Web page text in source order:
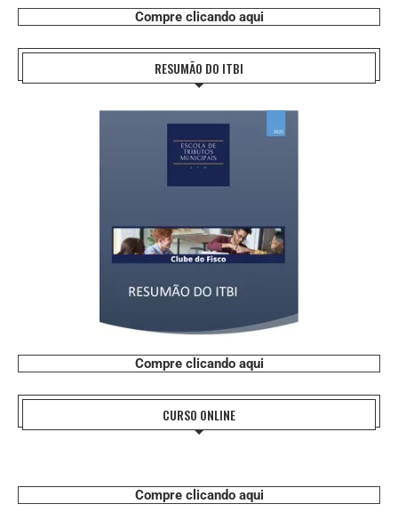
Compre clicando aqui
RESUMÃO DO ITBI
Compre clicando aqui
CURSO ONLINE
Compre clicando aqui